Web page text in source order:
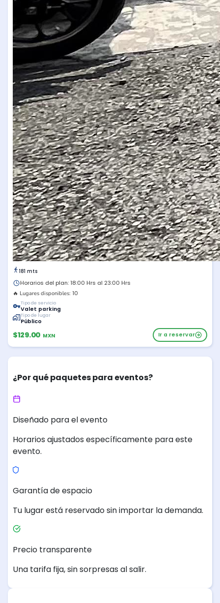
181 mts
Horarios del plan: 18:00 Hrs al 23:00 Hrs
🔥 Lugares disponibles: 10
Tipo de servicio
Valet parking
Tipo de lugar
Público
$129.00 MXN Ir a reservar
¿Por qué paquetes para eventos?
Diseñado para el evento
Horarios ajustados específicamente para este
evento.
Garantía de espacio
Tu lugar está reservado sin importar la demanda.
Precio transparente
Una tarifa fija, sin sorpresas al salir.